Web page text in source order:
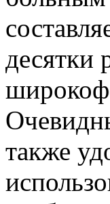
десятки
также